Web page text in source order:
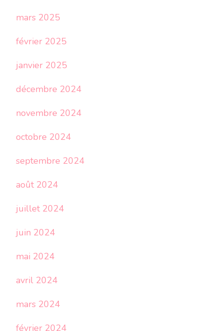
mars 2025
février 2025
janvier 2025
décembre 2024
novembre 2024
octobre 2024
septembre 2024
août 2024
juillet 2024
juin 2024
mai 2024
avril 2024
mars 2024
février 2024